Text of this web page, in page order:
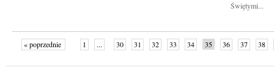
Świętymi...
« poprzednie 1 ... 30 31 32 33 34 35 36 37
38